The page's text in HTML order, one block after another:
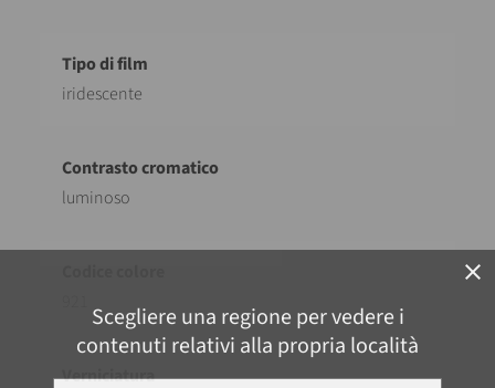
close
Scegliere una regione per vedere i
contenuti relativi alla propria località
iridescente
luminoso